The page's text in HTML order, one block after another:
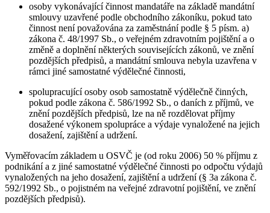
osoby vykonávající činnost mandatáře na základě mandátní
smlouvy uzavřené podle obchodního zákoníku, pokud tato
činnost není považována za zaměstnání podle § 5 písm. a)
zákona č. 48/1997 Sb., o veřejném zdravotním pojištění a o
změně a doplnění některých souvisejících zákonů, ve znění
pozdějších předpisů, a mandátní smlouva nebyla uzavřena v
rámci jiné samostatné výdělečné činnosti,
spolupracující osoby osob samostatně výdělečně činných,
pokud podle zákona č. 586/1992 Sb., o daních z příjmů, ve
znění pozdějších předpisů, lze na ně rozdělovat příjmy
dosažené výkonem spolupráce a výdaje vynaložené na jejich
dosažení, zajištění a udržení.
Vyměřovacím základem u OSVČ je (od roku 2006) 50 % příjmu z
podnikání a z jiné samostatné výdělečné činnosti po odpočtu výdajů
vynaložených na jeho dosažení, zajištění a udržení (§ 3a zákona č.
592/1992 Sb., o pojistném na veřejné zdravotní pojištění, ve znění
pozdějších předpisů).